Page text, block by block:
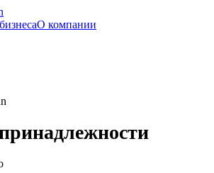
О компании